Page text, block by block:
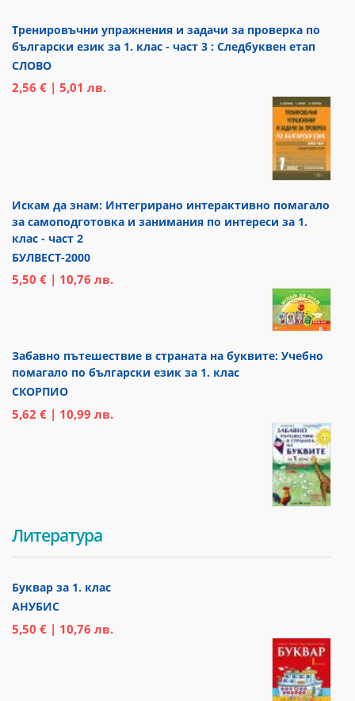
Тренировъчни упражнения и задачи за проверка по
български език за 1. клас - част 3 : Следбуквен етап
СЛОВО
2,56 € | 5,01 лв.
Искам да знам: Интегрирано интерактивно помагало
за самоподготовка и занимания по интереси за 1.
клас - част 2
БУЛВЕСТ-2000
5,50 € | 10,76 лв.
Забавно пътешествие в страната на буквите: Учебно
помагало по български език за 1. клас
СКОРПИО
5,62 € | 10,99 лв.
Литература
Буквар за 1. клас
АНУБИС
5,50 € | 10,76 лв.